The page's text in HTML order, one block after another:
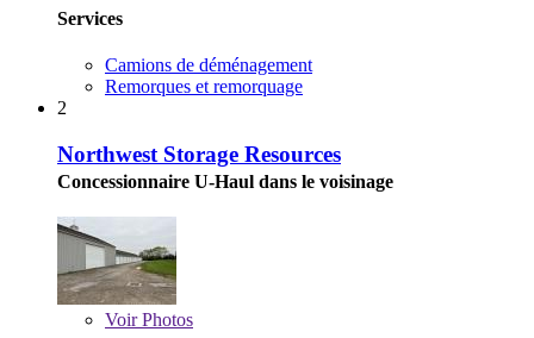
Services
Camions de déménagement
Remorques et remorquage
2
Northwest Storage Resources
Concessionnaire U-Haul dans le voisinage
VoirPhotos